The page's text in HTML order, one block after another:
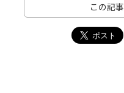
この記